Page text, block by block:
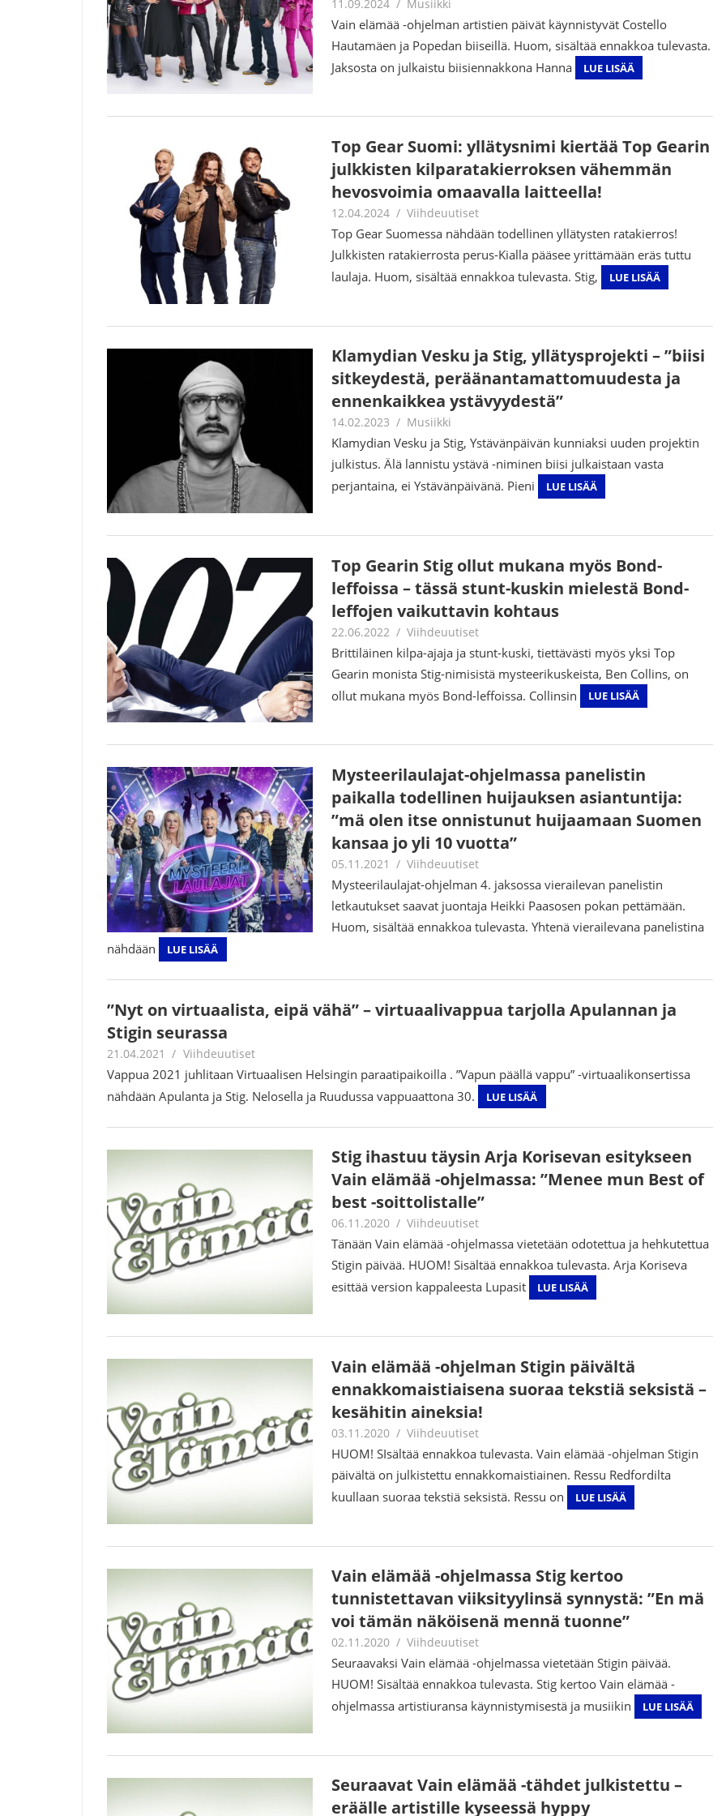
11.09.2024 Juha Kaunisto
Musiikki
Vain elämää -ohjelman artistien päivät käynnistyvät Costello
Hautamäen ja Popedan biiseillä. Huom, sisältää ennakkoa tulevasta.
Jaksosta on julkaistu biisiennakkona Hanna
LUE LISÄÄ
Top Gear Suomi: yllätysnimi kiertää Top Gearin
julkkisten kilparatakierroksen vähemmän
hevosvoimia omaavalla laitteella!
12.04.2024 Juha Kaunisto
Viihdeuutiset
Top Gear Suomessa nähdään todellinen yllätysten ratakierros!
Julkkisten ratakierrosta perus-Kialla pääsee yrittämään eräs tuttu
laulaja. Huom, sisältää ennakkoa tulevasta. Stig,
LUE LISÄÄ
Klamydian Vesku ja Stig, yllätysprojekti – ”biisi
sitkeydestä, peräänantamattomuudesta ja
ennenkaikkea ystävyydestä”
14.02.2023 Juha Kaunisto
Musiikki
Klamydian Vesku ja Stig, Ystävänpäivän kunniaksi uuden projektin
julkistus. Älä lannistu ystävä -niminen biisi julkaistaan vasta
perjantaina, ei Ystävänpäivänä. Pieni
LUE LISÄÄ
Top Gearin Stig ollut mukana myös Bond-
leffoissa – tässä stunt-kuskin mielestä Bond-
leffojen vaikuttavin kohtaus
22.06.2022 Juha Kaunisto
Viihdeuutiset
Brittiläinen kilpa-ajaja ja stunt-kuski, tiettävästi myös yksi Top
Gearin monista Stig-nimisistä mysteerikuskeista, Ben Collins, on
ollut mukana myös Bond-leffoissa. Collinsin
LUE LISÄÄ
Mysteerilaulajat-ohjelmassa panelistin
paikalla todellinen huijauksen asiantuntija:
”mä olen itse onnistunut huijaamaan Suomen
kansaa jo yli 10 vuotta”
05.11.2021 Juha Kaunisto
Viihdeuutiset
Mysteerilaulajat-ohjelman 4. jaksossa vierailevan panelistin
letkautukset saavat juontaja Heikki Paasosen pokan pettämään.
Huom, sisältää ennakkoa tulevasta. Yhtenä vierailevana panelistina
nähdään
LUE LISÄÄ
”Nyt on virtuaalista, eipä vähä” – virtuaalivappua tarjolla Apulannan ja
Stigin seurassa
21.04.2021 Juha Kaunisto
Viihdeuutiset
Vappua 2021 juhlitaan Virtuaalisen Helsingin paraatipaikoilla . ”Vapun päällä vappu” -virtuaalikonsertissa
nähdään Apulanta ja Stig. Nelosella ja Ruudussa vappuaattona 30.
LUE LISÄÄ
Stig ihastuu täysin Arja Korisevan esitykseen
Vain elämää -ohjelmassa: ”Menee mun Best of
best -soittolistalle”
06.11.2020 Juha Kaunisto
Viihdeuutiset
Tänään Vain elämää -ohjelmassa vietetään odotettua ja hehkutettua
Stigin päivää. HUOM! Sisältää ennakkoa tulevasta. Arja Koriseva
esittää version kappaleesta Lupasit
LUE LISÄÄ
Vain elämää -ohjelman Stigin päivältä
ennakkomaistiaisena suoraa tekstiä seksistä –
kesähitin aineksia!
03.11.2020 Juha Kaunisto
Viihdeuutiset
HUOM! SIsältää ennakkoa tulevasta. Vain elämää -ohjelman Stigin
päivältä on julkistettu ennakkomaistiainen. Ressu Redfordilta
kuullaan suoraa tekstiä seksistä. Ressu on
LUE LISÄÄ
Vain elämää -ohjelmassa Stig kertoo
tunnistettavan viiksityylinsä synnystä: ”En mä
voi tämän näköisenä mennä tuonne”
02.11.2020 Juha Kaunisto
Viihdeuutiset
Seuraavaksi Vain elämää -ohjelmassa vietetään Stigin päivää.
HUOM! Sisältää ennakkoa tulevasta. Stig kertoo Vain elämää -
ohjelmassa artistiuransa käynnistymisestä ja musiikin
LUE LISÄÄ
Seuraavat Vain elämää -tähdet julkistettu –
eräälle artistille kyseessä hyppy